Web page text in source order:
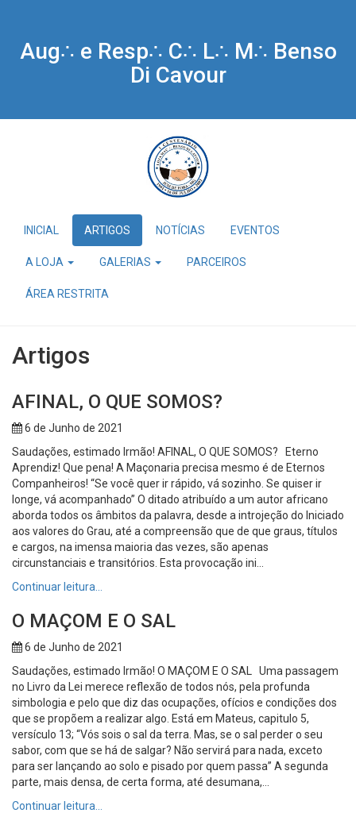
Aug∴ e Resp∴ C∴ L∴ M∴ Benso
Di Cavour
INICIAL ARTIGOS NOTÍCIAS EVENTOS
A LOJA GALERIAS PARCEIROS
ÁREA RESTRITA
Artigos
AFINAL, O QUE SOMOS?
6 de Junho de 2021
Saudações, estimado Irmão! AFINAL, O QUE SOMOS? Eterno
Aprendiz! Que pena! A Maçonaria precisa mesmo é de Eternos
Companheiros! “Se você quer ir rápido, vá sozinho. Se quiser ir
longe, vá acompanhado” O ditado atribuído a um autor africano
aborda todos os âmbitos da palavra, desde a introjeção do Iniciado
aos valores do Grau, até a compreensão que de que graus, títulos
e cargos, na imensa maioria das vezes, são apenas
circunstanciais e transitórios. Esta provocação ini...
Continuar leitura…
O MAÇOM E O SAL
6 de Junho de 2021
Saudações, estimado Irmão! O MAÇOM E O SAL Uma passagem
no Livro da Lei merece reflexão de todos nós, pela profunda
simbologia e pelo que diz das ocupações, ofícios e condições dos
que se propõem a realizar algo. Está em Mateus, capitulo 5,
versículo 13; “Vós sois o sal da terra. Mas, se o sal perder o seu
sabor, com que se há de salgar? Não servirá para nada, exceto
para ser lançando ao solo e pisado por quem passa” A segunda
parte, mais densa, de certa forma, até desumana,...
Continuar leitura…